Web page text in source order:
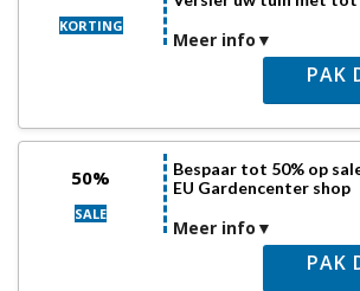
KORTING
Meer info
PAK
50%
SALE
Bespaar tot 50% op
EU Gardencenter shop
Meer info
PAK